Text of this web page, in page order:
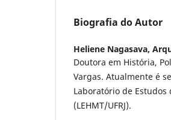
Biografia do Autor
Heliene Nagasava,
Doutora em História,
Vargas. Atualmente é
Laboratório de
(LEHMT/UFRJ).